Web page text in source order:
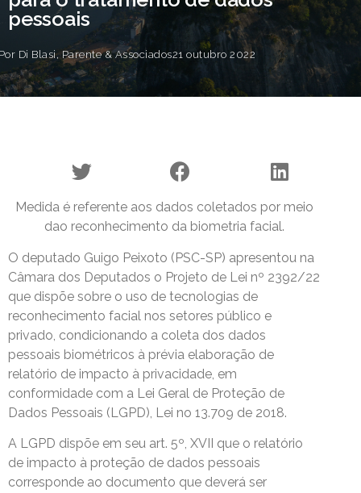
pessoais
Di Blasi, Parente & Associados21 outubro 2022
Medida é referente aos dados coletados por meio
dao reconhecimento da biometria facial.
O deputado Guigo Peixoto (PSC-SP) apresentou na
Câmara dos Deputados o Projeto de Lei nº 2392/22
que dispõe sobre o uso de tecnologias de
reconhecimento facial nos setores público e
privado, condicionando a coleta dos dados
pessoais biométricos à prévia elaboração de
relatório de impacto à privacidade, em
conformidade com a Lei Geral de Proteção de
Dados Pessoais (LGPD), Lei no 13.709 de 2018.
A LGPD dispõe em seu art. 5º, XVII que o relatório
de impacto à proteção de dados pessoais
corresponde ao documento que deverá ser